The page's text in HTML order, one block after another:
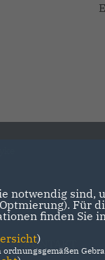
KONTAKT
notwendig
finden Sie
)